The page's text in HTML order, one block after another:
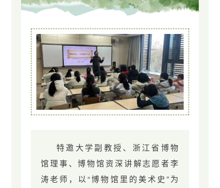
特邀大学副教授、浙江省博物
馆理事、博物馆资深讲解志愿者李
涛老师，以“博物馆里的美术史”为